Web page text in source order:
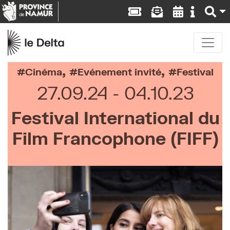
Cinéma, Evénement invité, Festival
27.09.24
04.10.23
Festival International du
Film Francophone (FIFF)